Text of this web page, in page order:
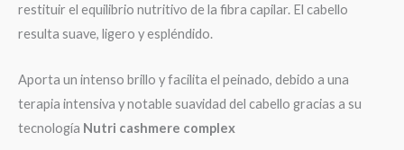
restituir el equilibrio nutritivo de la fibra capilar. El cabello
resulta suave, ligero y espléndido.
Aporta un intenso brillo y facilita el peinado, debido a una
terapia intensiva y notable suavidad del cabello gracias a su
tecnología Nutri cashmere complex